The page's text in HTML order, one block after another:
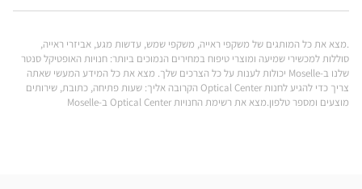
Center ב
.מצא את כל המותגים של משקפי ראייה, משקפי שמש, עדשות מגע, אביזרי ראייה,
סוללות למכשירי שמיעה ומוצרי טיפוח במחירים הנמוכים ביותר: חנויות האופטיקל סנטר
שלנו ב-Moselle יכולות לענות על כל הצרכים שלך. מצא את כל המידע המעשי שאתה
צריך כדי להגיע לחנות Optical Center הקרובה אליך: שעות פתיחה, כתובת, שירותים
מוצעים ומספר טלפון.מצא את רשימת החנויות Optical Center ב-Moselle